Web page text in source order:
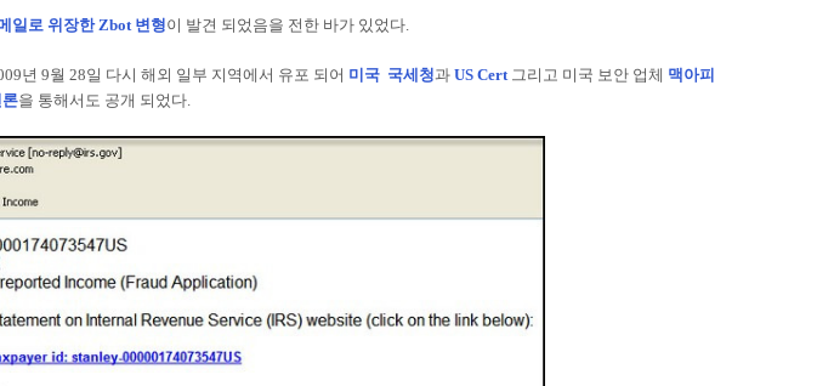
일로 위장한 Zbot 변형이 발견 되었음을 전한 바가 있었다.
년 9월 28일 다시 해외 일부 지역에서 유포 되어 미국 국세청과 US Cert 그리고 미국 보안 업체 맥아피
을 통해서도 공개 되었다.